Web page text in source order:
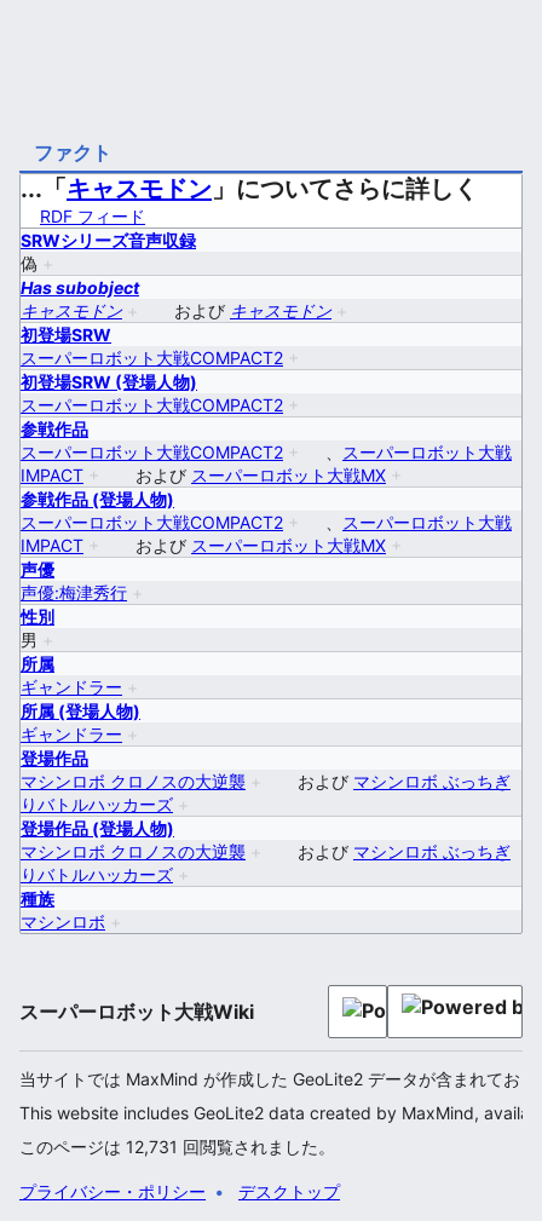
ファクト
...「キャスモドン 」についてさらに詳しく
RDF フィード
SRWシリーズ音声収録
偽 +
Has subobject
キャスモドン + および キャスモドン +
初登場SRW
スーパーロボット大戦COMPACT2 +
初登場SRW (登場人物)
スーパーロボット大戦COMPACT2 +
参戦作品
スーパーロボット大戦COMPACT2 +
スーパーロボット大戦
IMPACT + および スーパーロボット大戦MX +
参戦作品 (登場人物)
スーパーロボット大戦COMPACT2 +
スーパーロボット大戦
IMPACT + および スーパーロボット大戦MX +
声優
声優:梅津秀行 +
性別
男 +
所属
ギャンドラー +
所属 (登場人物)
ギャンドラー +
登場作品
マシンロボ クロノスの大逆襲 + および マシンロボ ぶっちぎ
りバトルハッカーズ +
登場作品 (登場人物)
マシンロボ クロノスの大逆襲 + および マシンロボ ぶっちぎ
りバトルハッカーズ +
種族
マシンロボ +
スーパーロボット大戦Wiki
当サイトでは MaxMind が作成した GeoLite2 データが含まれてお
This website includes GeoLite2 data created by MaxMind,
このページは 12,731 回閲覧されました。
プライバシー・ポリシー デスクトップ